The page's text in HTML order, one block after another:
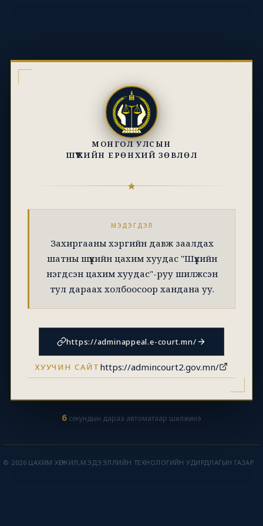
МОНГОЛ УЛСЫН
ШҮҮХИЙН ЕРӨНХИЙ ЗӨВЛӨЛ
МЭДЭГДЭЛ
Захиргааны хэргийн давж заалдах
шатны шүүхийн цахим хуудас "Шүүхийн
нэгдсэн цахим хуудас"-руу шилжсэн
тул дараах холбоосоор хандана уу.
https://adminappeal.e-court.mn/
ХУУЧИН САЙТ https://admincourt2.gov.mn/
6 секундын дараа автоматаар шилжинэ
© 2026 ЦАХИМ ХӨГЖИЛ,МЭДЭЭЛЛИЙН ТЕХНОЛОГИЙН УДИРДЛАГЫН ГАЗАР